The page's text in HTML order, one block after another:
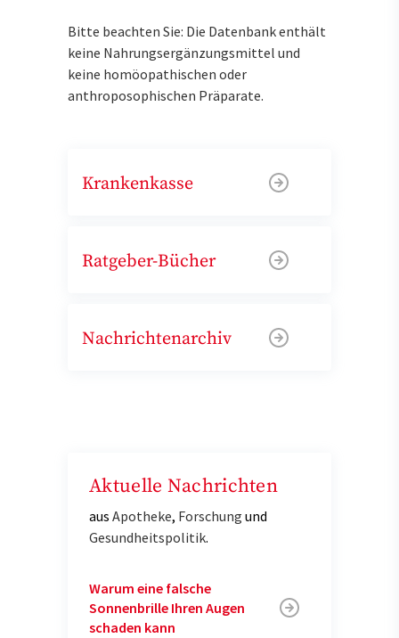
Bitte beachten Sie: Die Datenbank enthält
keine Nahrungsergänzungsmittel und
keine homöopathischen oder
anthroposophischen Präparate.
Krankenkasse
Ratgeber-Bücher
Nachrichtenarchiv
Aktuelle Nachrichten
aus Apotheke, Forschung und
Gesundheitspolitik.
Warum eine falsche
Sonnenbrille Ihren Augen
schaden kann